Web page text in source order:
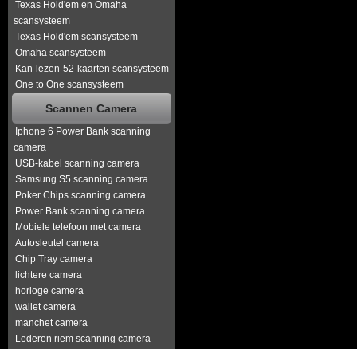
Texas Hold'em en Omaha
scansysteem
Texas Hold'em scansysteem
Omaha scansysteem
Kan-lezen-52-kaarten scansysteem
One to One scansysteem
Scannen Camera
Iphone 6 Power Bank scanning
camera
USB-kabel scanning camera
Samsung S5 scanning camera
Poker Chips scanning camera
Power Bank scanning camera
Mobiele telefoon met camera
Autosleutel camera
Chip Tray camera
lichtere camera
horloge camera
wallet camera
manchet camera
Lederen riem scanning camera